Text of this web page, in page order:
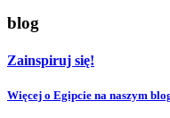
blog
Zainspiruj się!
Więcej o Egipcie na naszym